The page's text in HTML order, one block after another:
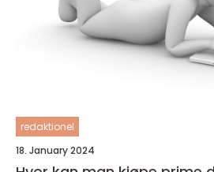
redaktionel
18. January 2024